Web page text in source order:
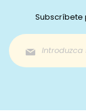
Subscríbete